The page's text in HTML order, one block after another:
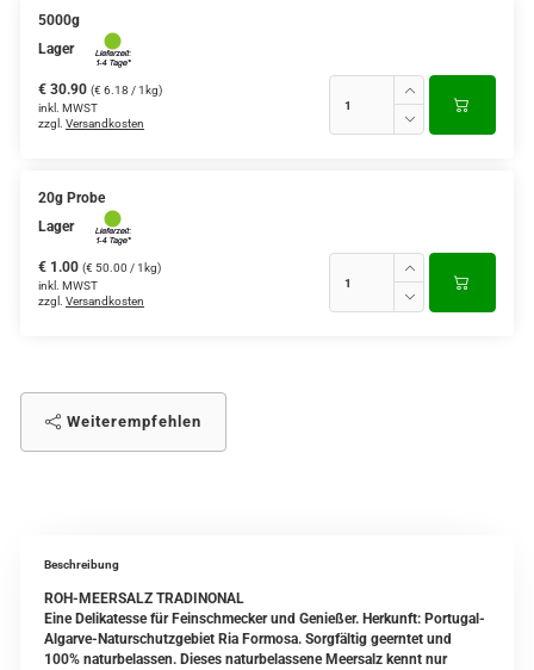
5000g
Lager
€ 30.90 (€ 6.18 / 1kg)
inkl. MWST
zzgl. Versandkosten
20g Probe
Lager
€ 1.00 (€ 50.00 / 1kg)
inkl. MWST
zzgl. Versandkosten
Weiterempfehlen
Beschreibung
ROH-MEERSALZ TRADINONAL
Eine Delikatesse für Feinschmecker und Genießer. Herkunft: Portugal-
Algarve-Naturschutzgebiet Ria Formosa. Sorgfältig geerntet und
100% naturbelassen. Dieses naturbelassene Meersalz kennt nur